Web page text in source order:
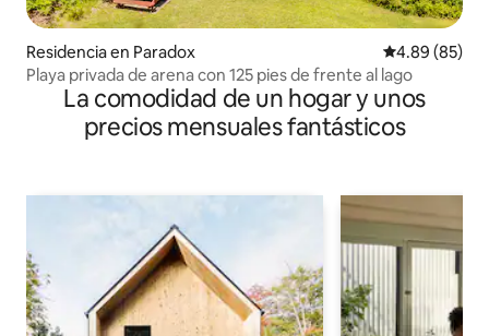
Residencia en Paradox Calificación
4.89 (85)
Playa privada de arena con 125 pies de frente al lago
La comodidad de un hogar y unos
precios mensuales fantásticos